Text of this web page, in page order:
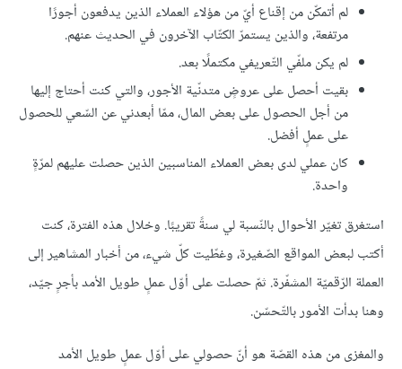
لم أتمكّن من إقناع أيّ من هؤلاء العملاء الذين يدفعون أجورًا
مرتفعة، والذين يستمرّ الكتّاب الآخرون في الحديث عنهم.
لم يكن ملفّي التّعريفي مكتملًا بعد.
بقيت أحصل على عروضٍ متدنّية الأجور، والتي كنت أحتاج إليها
من أجل الحصول على بعض المال، ممّا أبعدني عن السّعي للحصول
على عملٍ أفضل.
كان عملي لدى بعض العملاء المناسبين الذين حصلت عليهم لمرّةٍ
واحدة.
استغرق تغيّر الأحوال بالنّسبة لي سنةً تقريبًا. وخلال هذه الفترة، كنت
أكتب لبعض المواقع الصّغيرة، وغطّيت كلّ شيء، من أخبار المشاهير إلى
العملة الرّقميّة المشفّرة. ثمّ حصلت على أوّل عملٍ طويل الأمد بأجرٍ جيّد،
وهنا بدأت الأمور بالتّحسّن.
والمغزى من هذه القصّة هو أنّ حصولي على أوّل عملٍ طويل الأمد